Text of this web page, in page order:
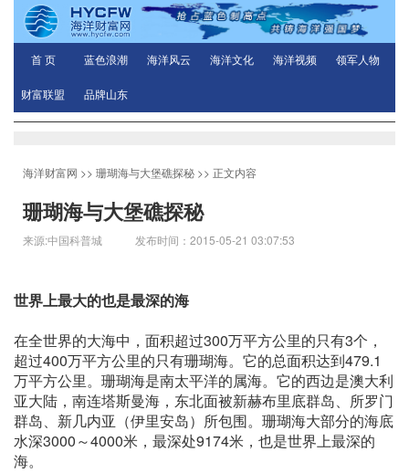
首 页 蓝色浪潮 海洋风云 海洋文化 海洋视频 领军人物
财富联盟 品牌山东
海洋财富网 >> 珊瑚海与大堡礁探秘 >> 正文内容
珊瑚海与大堡礁探秘
来源:中国科普城 发布时间：2015-05-21 03:07:53
世界上最大的也是最深的海
在全世界的大海中，面积超过300万平方公里的只有3个，
超过400万平方公里的只有珊瑚海。它的总面积达到479.1
万平方公里。珊瑚海是南太平洋的属海。它的西边是澳大利
亚大陆，南连塔斯曼海，东北面被新赫布里底群岛、所罗门
群岛、新几内亚（伊里安岛）所包围。珊瑚海大部分的海底
水深3000～4000米，最深处9174米，也是世界上最深的
海。